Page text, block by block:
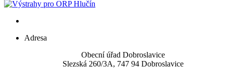
Adresa
Obecní úřad Dobroslavice
Slezská 260/3A, 747 94 Dobroslavice